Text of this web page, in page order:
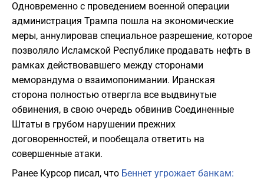
Одновременно с проведением военной операции
администрация Трампа пошла на экономические
меры, аннулировав специальное разрешение, которое
позволяло Исламской Республике продавать нефть в
рамках действовавшего между сторонами
меморандума о взаимопонимании. Иранская
сторона полностью отвергла все выдвинутые
обвинения, в свою очередь обвинив Соединенные
Штаты в грубом нарушении прежних
договоренностей, и пообещала ответить на
совершенные атаки.
Ранее Курсор писал, что Беннет угрожает банкам: